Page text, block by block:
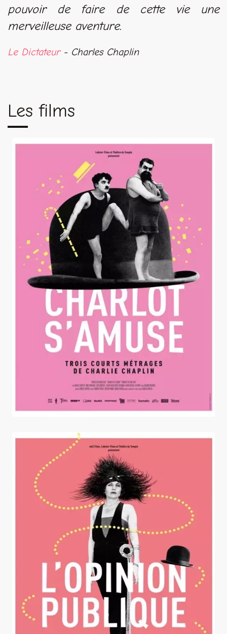
pouvoir de faire de cette vie une
merveilleuse aventure.
Le Dictateur- Charles Chaplin
Les films
Charlot S'amuse
L'Opinion publique